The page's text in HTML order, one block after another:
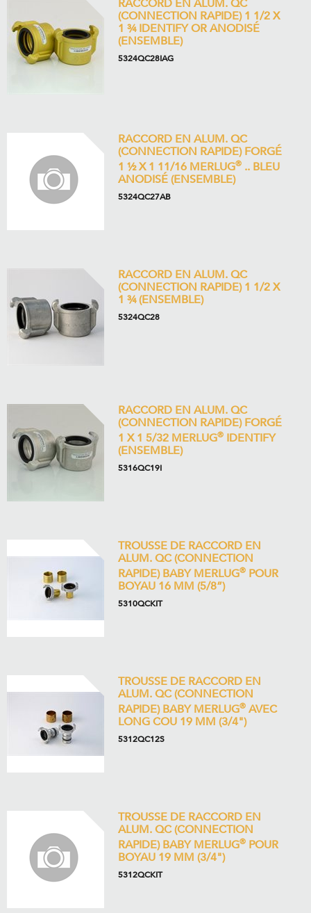
RACCORD EN ALUM. QC
(CONNECTION RAPIDE) 1 1/2 X
1 ¾ IDENTIFY OR ANODISÉ
(ENSEMBLE)
5324QC28IAG
RACCORD EN ALUM. QC
(CONNECTION RAPIDE) FORGÉ
1 ½ X 1 11/16 MERLUG® .. BLEU
ANODISÉ (ENSEMBLE)
5324QC27AB
RACCORD EN ALUM. QC
(CONNECTION RAPIDE) 1 1/2 X
1 ¾ (ENSEMBLE)
5324QC28
RACCORD EN ALUM. QC
(CONNECTION RAPIDE) FORGÉ
1 X 1 5/32 MERLUG® IDENTIFY
(ENSEMBLE)
5316QC19I
TROUSSE DE RACCORD EN
ALUM. QC (CONNECTION
RAPIDE) BABY MERLUG® POUR
BOYAU 16 MM (5/8”)
5310QCKIT
TROUSSE DE RACCORD EN
ALUM. QC (CONNECTION
RAPIDE) BABY MERLUG® AVEC
LONG COU 19 MM (3/4")
5312QC12S
TROUSSE DE RACCORD EN
ALUM. QC (CONNECTION
RAPIDE) BABY MERLUG® POUR
BOYAU 19 MM (3/4")
5312QCKIT